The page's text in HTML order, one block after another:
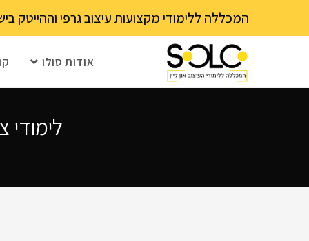
המכללה ללימודי מקצועות עיצוב גרפי וההייטק בישראל 03-6202111 - עם 15 שנה ותק! נא לבדוק עם בית הספר את מועד ההרשמה הקרוב – מספר
אודות סולו
לימודי